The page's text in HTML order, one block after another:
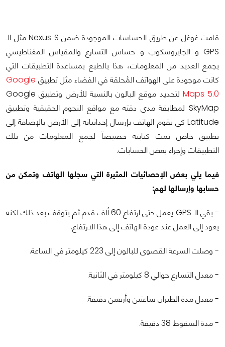
قامت غوغل عن طريق الحساسات الموجودة ضمن Nexus S مثل الـ
GPS و الجايروسكوب و حساس التسارع والمقياس المغناطيسي
بجمع العديد من المعلومات، هذا بالطبع بمساعدة التطبيقات التي
كانت موجودة على الهواتف المُحلقة في الفضاء مثل تطبيق Google
Maps 5.0
لتحديد موقع البالون بالنسبة للأرض وتطبيق Google
SkyMap لمطابقة مدى دقته مع مواقع النجوم الحقيقية وتطبيق
Latitude كي يقوم الهاتف بإرسال إحداثياته إلى الأرض بالإضافة إلى
تطبيق خاص تمت كتابته خصيصاً لجمع المعلومات من تلك
التطبيقات وإجراء بعض الحسابات.
فيما يلي بعض الإحصائيات المثيرة التي سجلها الهاتف وتمكن من
حسابها وإرسالها لهم:
- بقي الـ GPS يعمل حتى ارتفاع 60 ألف قدم ثم يتوقف بعد ذلك لكنه
يعود إلى العمل عند عودة الهاتف إلى هذا الارتفاع.
- وصلت السرعة القصوى للبالون إلى 223 كيلومتر في الساعة.
- معدل التسارع حوالي 8 كيلومتر في الثانية.
- معدل مدة الطيران ساعتين وأربعين دقيقة.
- مدة السقوط 38 دقيقة.